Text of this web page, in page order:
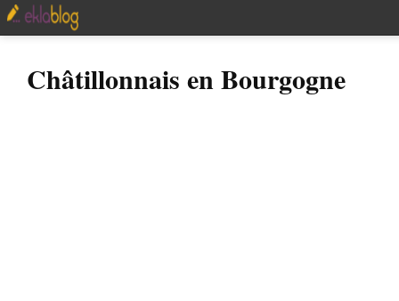
Châtillonnais en Bourgogne